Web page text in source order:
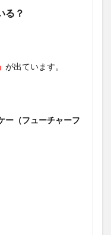
る？
が出ています。
ー（フューチャーフ